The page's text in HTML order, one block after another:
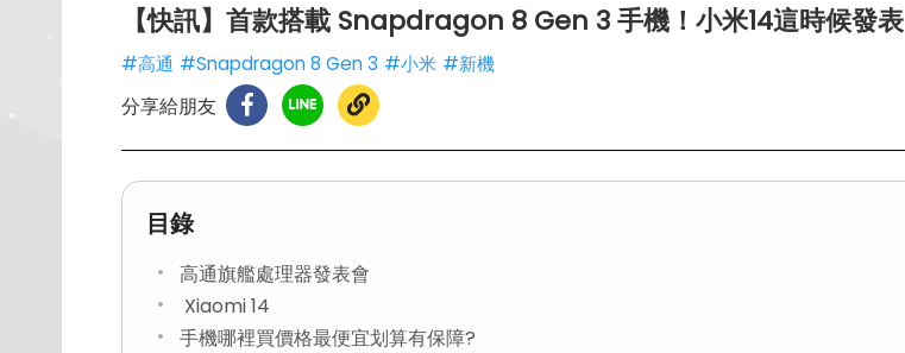
【快訊】首款搭載 Snapdragon 8 Gen 3 手機！小米14這時候發表
#高通 #Snapdragon 8 Gen 3 #小米 #新機
分享給朋友
目錄
高通旗艦處理器發表會
Xiaomi 14
手機哪裡買價格最便宜划算有保障?